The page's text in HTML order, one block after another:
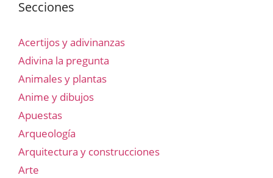
Secciones
Acertijos y adivinanzas
Adivina la pregunta
Animales y plantas
Anime y dibujos
Apuestas
Arqueología
Arquitectura y construcciones
Arte